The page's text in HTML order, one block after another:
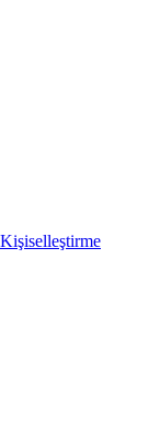
Kişiselleştirme